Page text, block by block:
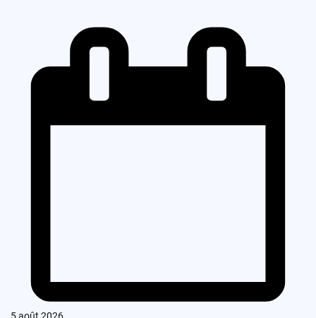
5 août 2026